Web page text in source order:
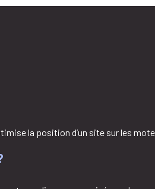
la position d’un site sur les